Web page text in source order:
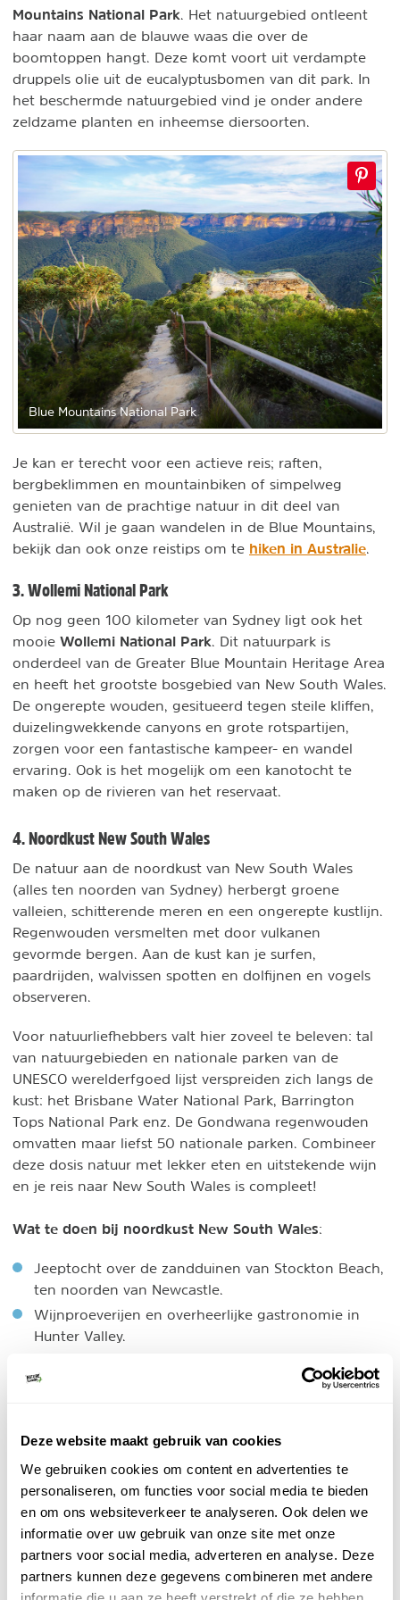
Deze website maakt gebruik van cookies
We gebruiken cookies om content en advertenties te
personaliseren, om functies voor social media te bieden
en om ons websiteverkeer te analyseren. Ook delen we
informatie over uw gebruik van onze site met onze
partners voor social media, adverteren en analyse. Deze
partners kunnen deze gegevens combineren met andere
Mountains National Park. Het natuurgebied ontleent
haar naam aan de blauwe waas die over de
boomtoppen hangt. Deze komt voort uit verdampte
druppels olie uit de eucalyptusbomen van dit park. In
het beschermde natuurgebied vind je onder andere
zeldzame planten en inheemse diersoorten.
Blue Mountains National Park
Je kan er terecht voor een actieve reis; raften,
bergbeklimmen en mountainbiken of simpelweg
genieten van de prachtige natuur in dit deel van
Australië. Wil je gaan wandelen in de Blue Mountains,
bekijk dan ook onze reistips om te hiken in Australie.
3. Wollemi National Park
Op nog geen 100 kilometer van Sydney ligt ook het
mooie Wollemi National Park. Dit natuurpark is
onderdeel van de Greater Blue Mountain Heritage Area
en heeft het grootste bosgebied van New South Wales.
De ongerepte wouden, gesitueerd tegen steile kliffen,
duizelingwekkende canyons en grote rotspartijen,
zorgen voor een fantastische kampeer- en wandel
ervaring. Ook is het mogelijk om een kanotocht te
maken op de rivieren van het reservaat.
4. Noordkust New South Wales
De natuur aan de noordkust van New South Wales
(alles ten noorden van Sydney) herbergt groene
valleien, schitterende meren en een ongerepte kustlijn.
Regenwouden versmelten met door vulkanen
gevormde bergen. Aan de kust kan je surfen,
paardrijden, walvissen spotten en dolfijnen en vogels
observeren.
Voor natuurliefhebbers valt hier zoveel te beleven: tal
van natuurgebieden en nationale parken van de
UNESCO werelderfgoed lijst verspreiden zich langs de
kust: het Brisbane Water National Park, Barrington
Tops National Park enz. De Gondwana regenwouden
omvatten maar liefst 50 nationale parken. Combineer
deze dosis natuur met lekker eten en uitstekende wijn
en je reis naar New South Wales is compleet!
Wat te doen bij noordkust New South Wales:
Jeeptocht over de zandduinen van Stockton Beach,
ten noorden van Newcastle.
Wijnproeverijen en overheerlijke gastronomie in
Hunter Valley.
Harbour.
Reizen in groep
Intrepid Travel - New South Wales
Groepsreis
Toffe rondreizen in kleine, internationale groep.
Vanaf Sydney naar Brisbane of verder